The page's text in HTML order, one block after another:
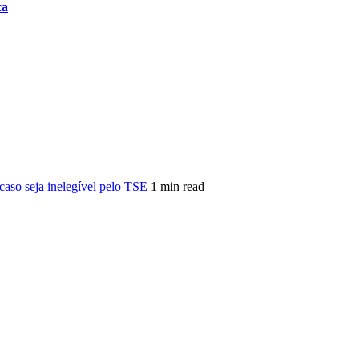
seja inelegível pelo TSE 1 min read